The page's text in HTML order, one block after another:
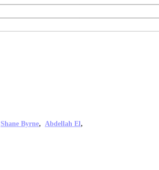
Shane Byrne, Abdellah El,